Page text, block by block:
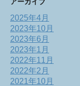
2025年4月
2023年10月
2023年6月
2023年1月
2022年11月
2022年2月
2021年10月